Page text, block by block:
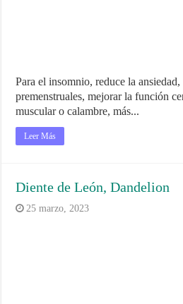
Para el insomnio, reduce la
premenstruales, mejorar la función
muscular o calambre, más...
Leer Más
Diente de León, Dandelion
25 marzo, 2023